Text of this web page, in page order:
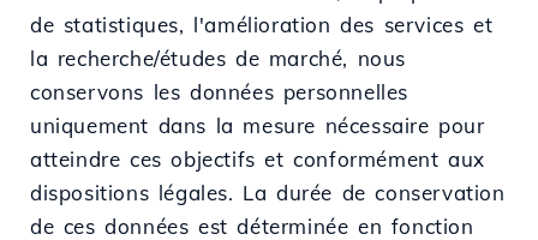
de statistiques, l'amélioration des services et
la recherche/études de marché, nous
conservons les données personnelles
uniquement dans la mesure nécessaire pour
atteindre ces objectifs et conformément aux
dispositions légales. La durée de conservation
de ces données est déterminée en fonction